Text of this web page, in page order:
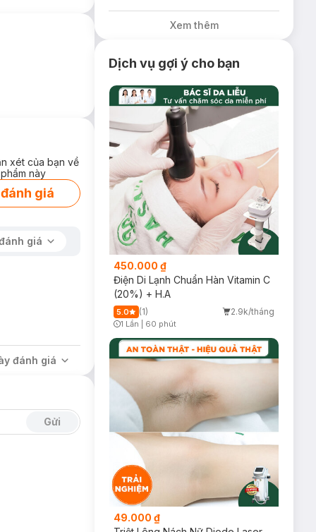
xét của bạn về
này
giá
giá
đánh giá
Gửi
Xem thêm
Dịch vụ gợi ý cho bạn
450.000 ₫
Điện Di Lạnh Chuẩn Hàn Vitamin C
(20%) + H.A
5.0 (1) 2.9k/tháng
Timer Gray Icon
1 Lần 60 phút
49.000 ₫